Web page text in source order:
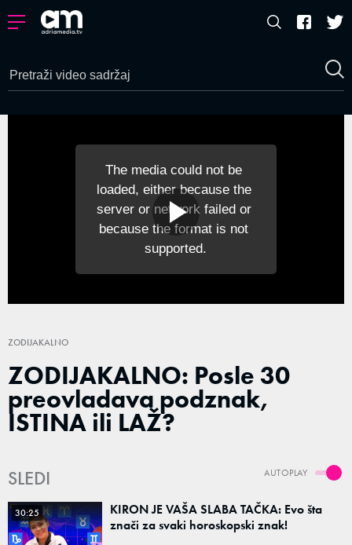
The media could not be
loaded, either because the
server or network failed or
because the format is not
supported.
ZODIJAKALNO
ZODIJAKALNO: Posle 30
preovladava podznak,
ISTINA ili LAŽ?
AUTOPLAY
SLEDI
30:25
KIRON JE VAŠA SLABA TAČKA: Evo šta
znači za svaki horoskopski znak!